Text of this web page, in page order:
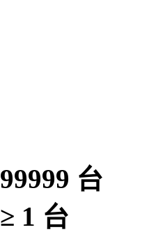
99999 台
≥ 1 台